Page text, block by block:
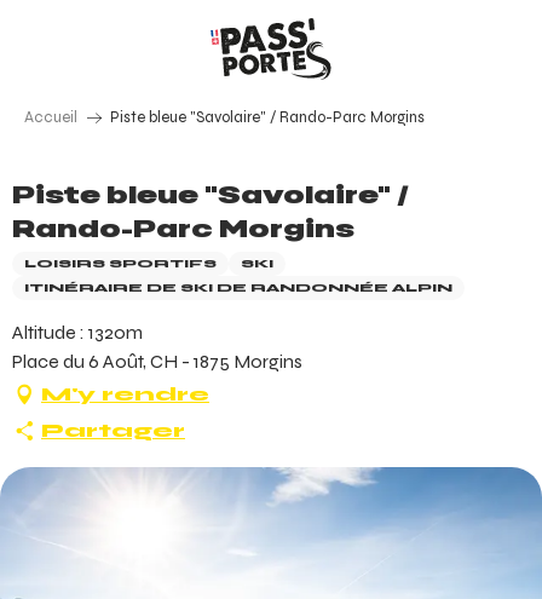
Accueil Piste bleue "Savolaire" / Rando-Parc Morgins
Piste bleue "Savolaire" /
Rando-Parc Morgins
LOISIRS SPORTIFS
SKI
ITINÉRAIRE DE SKI DE RANDONNÉE ALPIN
Altitude : 1320m
Place du 6 Août, CH - 1875 Morgins
M'y rendre
Partager